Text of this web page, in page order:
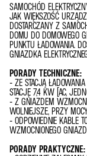
SAMOCHÓD
JAK WIĘKSZOŚĆ
DOSTARCZANY Z
DOMU DO DOMOWEGO
PUNKTU ŁADOWANIA.
GNIAZDKA
PORADY TECHNICZNE:
- ZE STACJĄ
STACJĘ 7,4 KW (AC,
- Z GNIAZDEM
WOLNIEJSZE, PRZY
- ODPOWIEDNIE KABLE
WZMOCNIONEGO
PORADY PRAKTYCZNE: